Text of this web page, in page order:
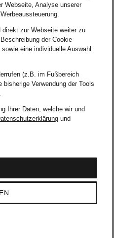
Webseite, Analyse unserer
direkt zur Webseite weiter zu
der Cookie-
eine individuelle Auswahl
(z.B. im Fußbereich
Verwendung der Tools
Ihrer Daten, welche wir und
und